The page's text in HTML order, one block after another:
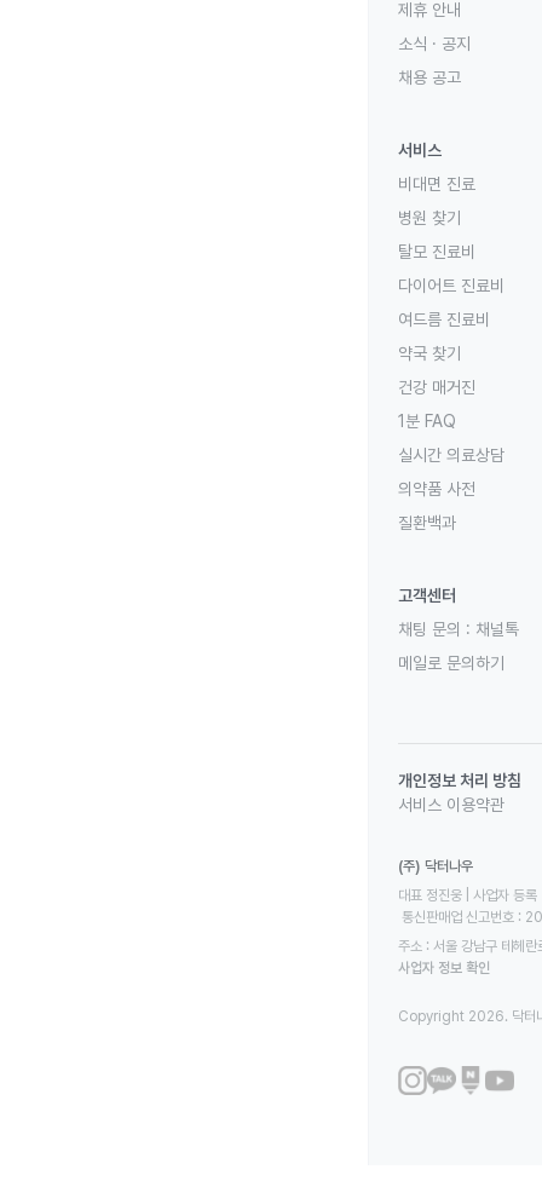
제휴 안내
소식 · 공지
채용 공고
서비스
비대면 진료
병원 찾기
탈모 진료비
다이어트 진료비
여드름 진료비
약국 찾기
건강 매거진
1분 FAQ
실시간 의료상담
의약품 사전
질환백과
고객센터
채팅 문의 : 채널톡
메일로 문의하기
개인정보 처리 방침
서비스 이용약관
(주) 닥터나우
대표 정진웅 | 사업자
통신판매업 신고번호
주소 : 서울 강남구 테헤
사업자 정보 확인
Copyright 2026. 닥터